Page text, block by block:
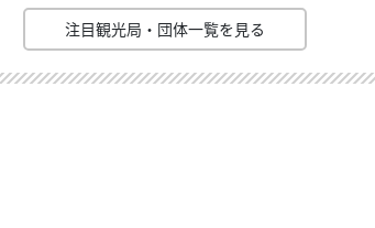
注目観光局・団体一覧を見る